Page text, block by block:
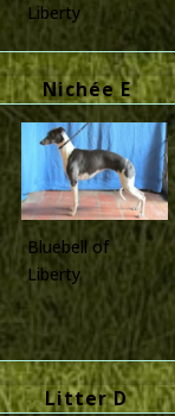
Liberty
Nichée E
Bluebell of
Liberty
Litter D